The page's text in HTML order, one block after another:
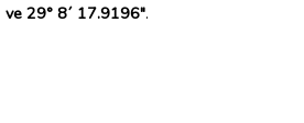
ve 29° 8´ 17.9196".